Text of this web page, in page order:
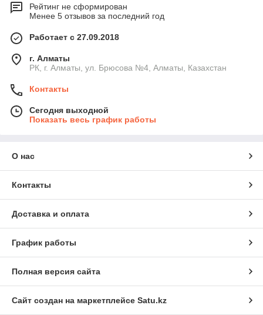
Рейтинг не сформирован
Менее 5 отзывов за последний год
Работает с 27.09.2018
г. Алматы
РК, г. Алматы, ул. Брюсова №4, Алматы, Казахстан
Контакты
Сегодня выходной
Показать весь график работы
О нас
Контакты
Доставка и оплата
График работы
Полная версия сайта
Сайт создан на маркетплейсе Satu.kz